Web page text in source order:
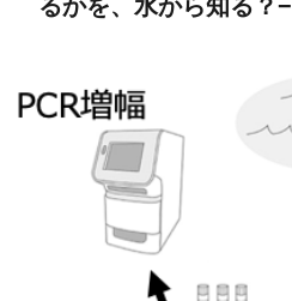
るかを、水から知る？−